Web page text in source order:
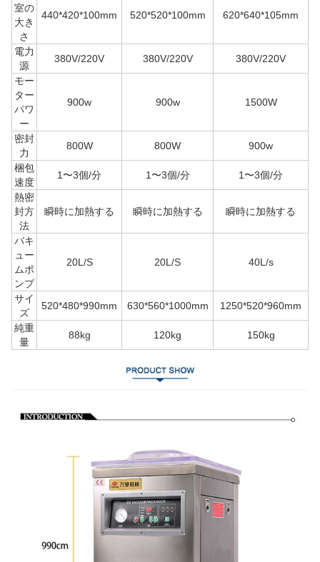
室の
大き
さ
440*420*100mm 520*520*100mm 620*640*105mm
電力
源
380V/220V 380V/220V
380V/220V
モー
ター
パワ
ー
900w 900w 1500W
密封
力
800W 800W
900w
梱包
速度
1〜3個/分 1〜3個/分
1〜3個/分
熱密
封方
法
瞬時に加熱する 瞬時に加熱する 瞬時に加熱する
バキ
ュー
ムポ
ンプ
20L/S 20L/S 40L/s
サイ
ズ
520*480*990mm 630*560*1000mm
1250*520*960mm
純重
量
88kg 120kg 150kg